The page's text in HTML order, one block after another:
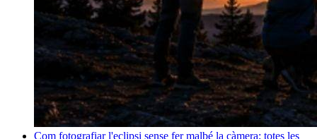
Com fotografiar l'eclipsi sense fer malbé la càmera: totes les